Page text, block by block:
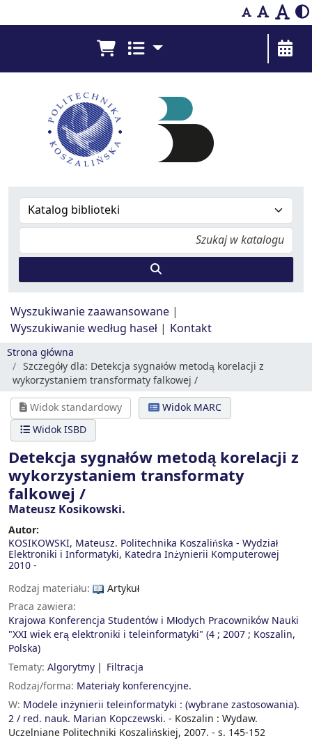
Bibliografia Prac Pracowników - Biblioteka
Wyszukiwanie zaawansowane
Wyszukiwanie według haseł
Kontakt
Strona główna
Szczegóły dla: Detekcja sygnałów metodą korelacji z
wykorzystaniem transformaty falkowej /
Widok standardowy
Widok MARC
Widok ISBD
Detekcja sygnałów metodą korelacji z
wykorzystaniem transformaty
falkowej /
Mateusz Kosikowski.
Autor:
KOSIKOWSKI, Mateusz. Politechnika Koszalińska - Wydział
Elektroniki i Informatyki, Katedra Inżynierii Komputerowej
2010 -
Rodzaj materiału:
Artykuł
Praca zawiera:
Krajowa Konferencja Studentów i Młodych Pracowników Nauki
"XXI wiek erą elektroniki i teleinformatyki" (4 ; 2007 ; Koszalin,
Polska)
Tematy: Algorytmy
Filtracja
Rodzaj/forma: Materiały konferencyjne.
W: Modele inżynierii teleinformatyki : (wybrane zastosowania).
2 / red. nauk. Marian Kopczewski. - Koszalin : Wydaw.
Uczelniane Politechniki Koszalińskiej, 2007. - s. 145-152